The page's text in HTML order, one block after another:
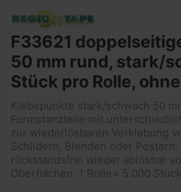
F33621
50 mm rund, stark/
Stück pro Rolle,
Klebepunkte stark/schwach 50
Formstanzteile mit
zur wiederlösbaren Verklebung
Schildern, Blenden oder
rückstandsfrei wieder ablösbar
Oberflächen. 1 Rolle= 5.000 Stück